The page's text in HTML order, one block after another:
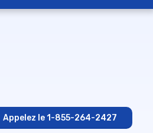
Appelez le 1-855-264-2427